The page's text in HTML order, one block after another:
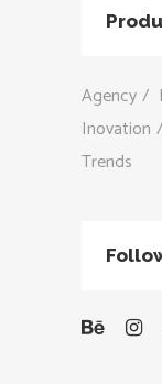
Agency
Inovation
Trends